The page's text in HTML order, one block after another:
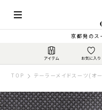
京都発のス
TOP テーラーメイドスーツ(オ